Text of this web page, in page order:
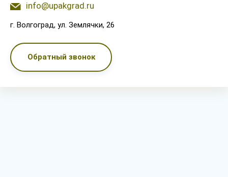
info@upakgrad.ru
г. Волгоград, ул. Землячки, 26
Обратный звонок